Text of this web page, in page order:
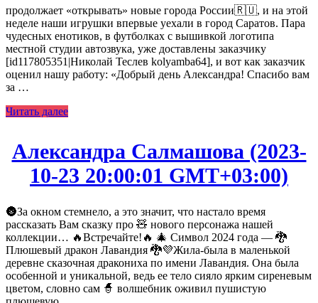
продолжает «открывать» новые города России🇷🇺, и на этой
неделе наши игрушки впервые уехали в город Саратов. Пара
чудесных енотиков, в футболках с вышивкой логотипа
местной студии автозвука, уже доставлены заказчику
[id117805351|Николай Теслев kolyamba64], и вот как заказчик
оценил нашу работу: «Добрый день Александра! Спасибо вам
за …
Читать далее
Александра Салмашова (2023-
10-23 20:00:01 GMT+03:00)
🌚За окном стемнело, а это значит, что настало время
рассказать Вам сказку про 🧸 нового персонажа нашей
коллекции… 🔥Встречайте!🔥 🎄 Символ 2024 года — 🐉
Плюшевый дракон Лавандия 🐉💜Жила-была в маленькой
деревне сказочная дракониха по имени Лавандия. Она была
особенной и уникальной, ведь ее тело сияло ярким сиреневым
цветом, словно сам 🧙 волшебник оживил пушистую